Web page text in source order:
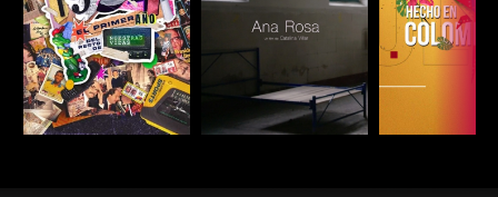
ESCUCHAR ESCUCHAR